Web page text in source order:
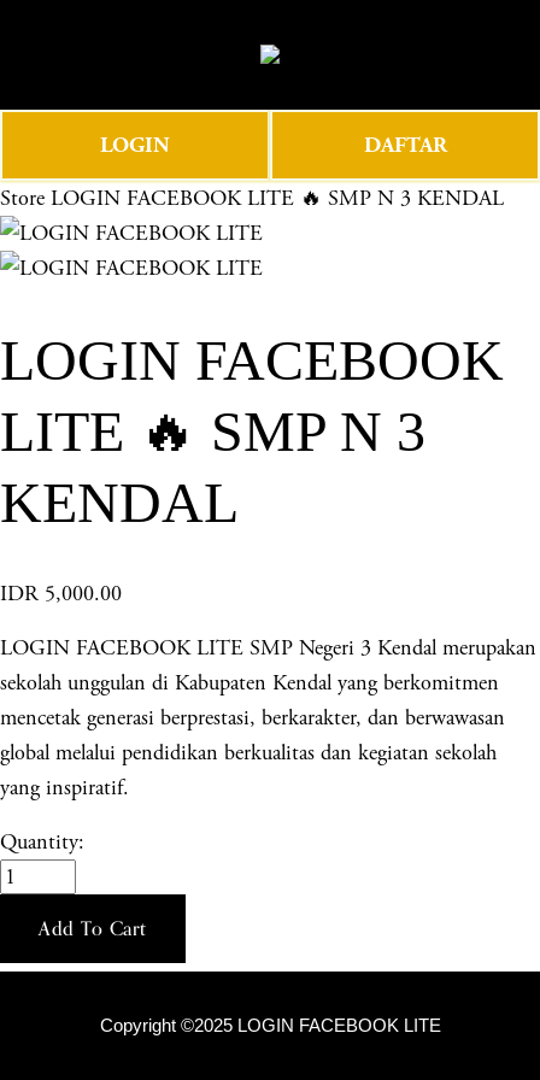
e
e
n
u
LOGIN DAFTAR
Store LOGIN FACEBOOK LITE 🔥 SMP N 3 KENDAL
LOGIN FACEBOOK
LITE 🔥 SMP N 3
KENDAL
IDR 5,000.00
LOGIN FACEBOOK LITE SMP Negeri 3 Kendal merupakan
sekolah unggulan di Kabupaten Kendal yang berkomitmen
mencetak generasi berprestasi, berkarakter, dan berwawasan
global melalui pendidikan berkualitas dan kegiatan sekolah
yang inspiratif.
Quantity:
Add To Cart
Copyright ©2025 LOGIN FACEBOOK LITE